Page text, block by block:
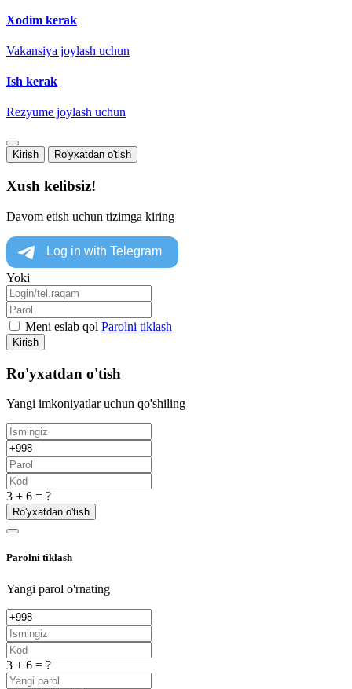
Xodim kerak
Vakansiya joylash uchun
Ish kerak
Rezyume joylash uchun
Kirish Ro'yxatdan o'tish
Xush kelibsiz!
Davom etish uchun tizimga kiring
Yoki
Meni eslab qol Parolni tiklash
Kirish
Ro'yxatdan o'tish
Yangi imkoniyatlar uchun qo'shiling
3 + 6 = ?
Ro'yxatdan o'tish
Parolni tiklash
Yangi parol o'rnating
3 + 6 = ?